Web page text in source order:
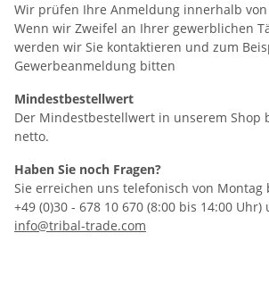
Wir prüfen Ihre Anmeldung innerhalb von
Wenn wir Zweifel an Ihrer gewerblichen
werden wir Sie kontaktieren und zum
Gewerbeanmeldung bitten
Mindestbestellwert
Der Mindestbestellwert in unserem Shop
netto.
Haben Sie noch Fragen?
Sie erreichen uns telefonisch von Montag
+49 (0)30 - 678 10 670 (8:00 bis 14:00
info@tribal-trade.com